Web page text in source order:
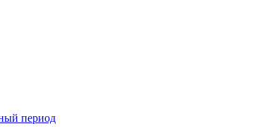
период